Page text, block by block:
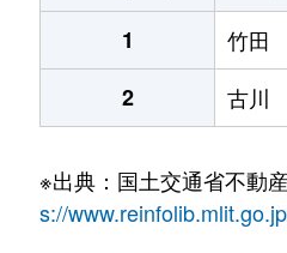
1
竹田
2
古川
※出典：国土交通省不動
s://